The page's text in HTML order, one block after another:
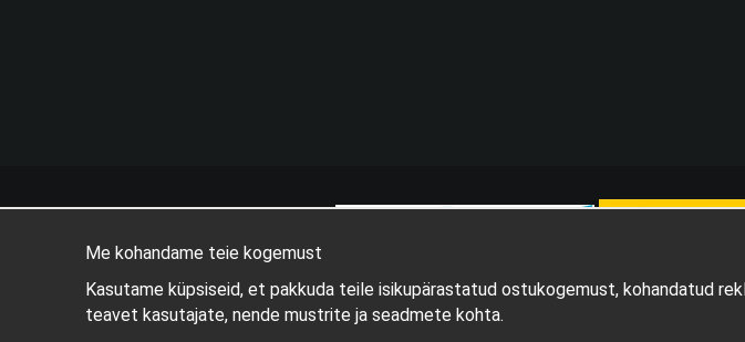
Tootja:
Me kohandame teie kogemust
Kasutame küpsiseid, et pakkuda teile isikupärastatud ostukogemust, kohandatud
teavet kasutajate, nende mustrite ja seadmete kohta.